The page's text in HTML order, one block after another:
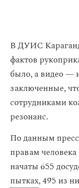
В ДУИС
фактов
было, а видео —
заключенные,
сотрудниками
резонанс.
По данным
правам
начаты 655
пытках, 495 из